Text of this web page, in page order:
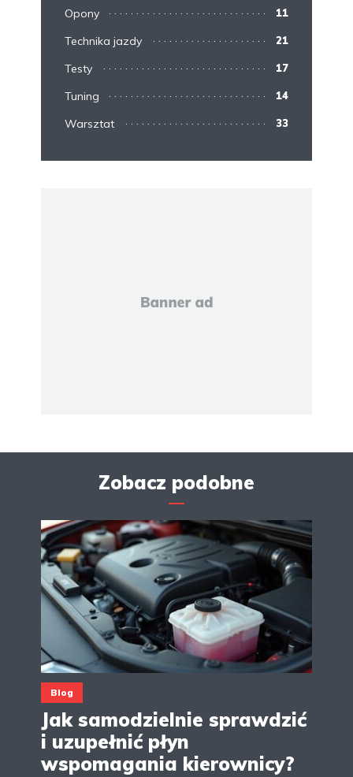
Opony 11
Technika jazdy 21
Testy 17
Tuning 14
Warsztat 33
Zobacz podobne
Blog
Jak samodzielnie sprawdzić
i uzupełnić płyn
wspomagania kierownicy?